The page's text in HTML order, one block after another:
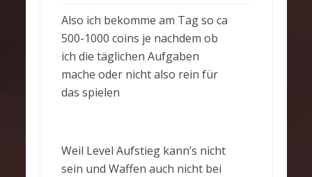
Also ich bekomme am Tag so ca
500-1000 coins je nachdem ob
ich die täglichen Aufgaben
mache oder nicht also rein für
das spielen
Weil Level Aufstieg kann’s nicht
sein und Waffen auch nicht bei